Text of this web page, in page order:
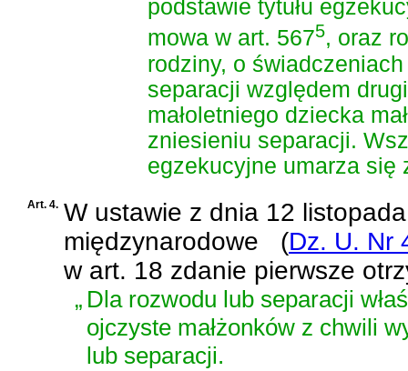
podstawie tytułu
mowa w art. 5675, oraz
rodziny, o
separacji względem
małoletniego dziecka
zniesieniu separacji.
egzekucyjne umarza się
Art. 4. W ustawie z dnia 12
międzynarodowe
(Dz. U. Nr
w art. 18 zdanie pierwsze
„Dla rozwodu lub separacji
ojczyste małżonków z chwili
lub separacji.